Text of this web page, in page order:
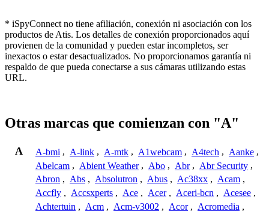
* iSpyConnect no tiene afiliación, conexión ni asociación con los
productos de Atis. Los detalles de conexión proporcionados aquí
provienen de la comunidad y pueden estar incompletos, ser
inexactos o estar desactualizados. No proporcionamos garantía ni
respaldo de que pueda conectarse a sus cámaras utilizando estas
URL.
Otras marcas que comienzan con "A"
A A-bmi , A-link , A-mtk , A1webcam , A4tech , Aanke ,
Abelcam , Abient Weather , Abo , Abr , Abr Security ,
Abron , Abs , Absolutron , Abus , Ac38xx , Acam ,
Accfly , Accsxperts , Ace , Acer , Aceri-bcn , Acesee ,
Achtertuin , Acm , Acm-v3002 , Acor , Acromedia ,